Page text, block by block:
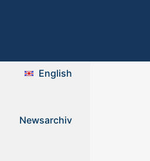
English
Newsarchiv